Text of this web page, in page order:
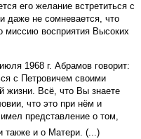
его желание встретиться с
даже не сомневается, что
миссию восприятия Высоких
1968 г. Абрамов говорит:
с Петровичем своими
жизни. Всё, что Вы знаете
что это при нём и
представление о том,
также и о Матери. (...)